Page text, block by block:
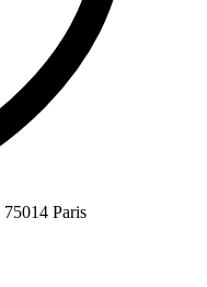
75014 Paris